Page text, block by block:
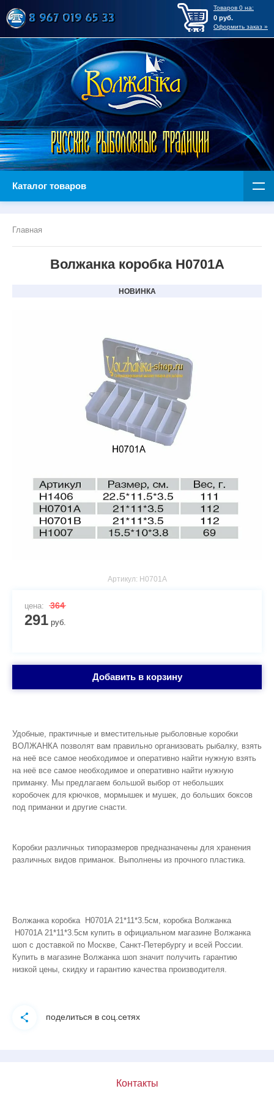
Товаров 0 на:
0 руб.
Оформить заказ »
Каталог товаров
Главная
Волжанка коробка H0701A
НОВИНКА
Артикул: H0701A
цена: 364
291 руб.
Добавить в корзину
Удобные, практичные и вместительные рыболовные коробки
ВОЛЖАНКА позволят вам правильно организовать рыбалку, взять
на неё все самое необходимое и оперативно найти нужную взять
на неё все самое необходимое и оперативно найти нужную
приманку. Мы предлагаем большой выбор от небольших
коробочек для крючков, мормышек и мушек, до больших боксов
под приманки и другие снасти.
Коробки различных типоразмеров предназначены для хранения
различных видов приманок. Выполнены из прочного пластика.
Волжанка коробка H0701A 21*11*3.5см, коробка Волжанка
H0701A 21*11*3.5см купить в официальном магазине Волжанка
шоп с доставкой по Москве, Санкт-Петербургу и всей России.
Купить в магазине Волжанка шоп значит получить гарантию
низкой цены, скидку и гарантию качества производителя.
поделиться в соц.сетях
Контакты